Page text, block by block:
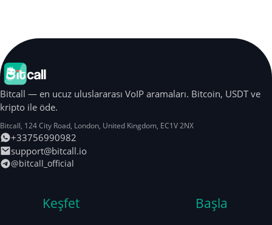
Bitcall — en ucuz uluslararası VoIP aramaları. Bitcoin, USDT ve
kripto ile öde.
Bitcall, 124 City Road, London, United Kingdom, EC1V 2NX
+33756990982
support@bitcall.io
@bitcall_official
Keşfet Başla